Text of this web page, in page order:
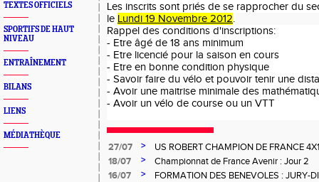
TEXTES OFFICIELS
SPORTIFS DE HAUT
NIVEAU
ENTRAÎNEMENT
BILANS
LIENS
MÉDIATHÈQUE
Les inscrits sont priés de se rapprocher du
le Lundi 19 Novembre 2012.
Rappel des conditions d'inscriptions:
- Etre âgé de 18 ans minimum
- Etre licencié pour la saison en cours
- Etre en bonne condition physique
- Savoir faire du vélo et pouvoir tenir une
- Avoir une maitrise minimale des
- Avoir un vélo de course ou un VTT
27/07 >
US ROBERT CHAMPION DE FRANCE
18/07
>
Championnat de France Avenir : Jour 2
16/07
>
FORMATION DES BENEVOLES : JURY-